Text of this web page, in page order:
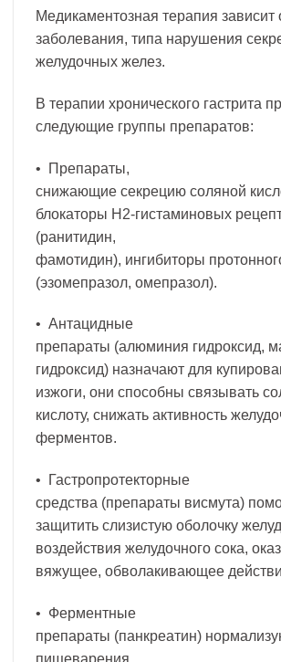
Медикаментозная терапия зависит
заболевания, типа нарушения
желудочных желез.
В терапии хронического гастрита
следующие группы препаратов:
• Препараты,
снижающие секрецию соляной
блокаторы Н2-гистаминовых
(ранитидин,
фамотидин), ингибиторы
(эзомепразол, омепразол).
• Антацидные
препараты (алюминия гидроксид,
гидроксид) назначают для
изжоги, они способны связывать
кислоту, снижать активность
ферментов.
• Гастропротекторные
средства (препараты висмута)
защитить слизистую оболочку
воздействия желудочного сока,
вяжущее, обволакивающее
• Ферментные
препараты (панкреатин)
пищеварения.